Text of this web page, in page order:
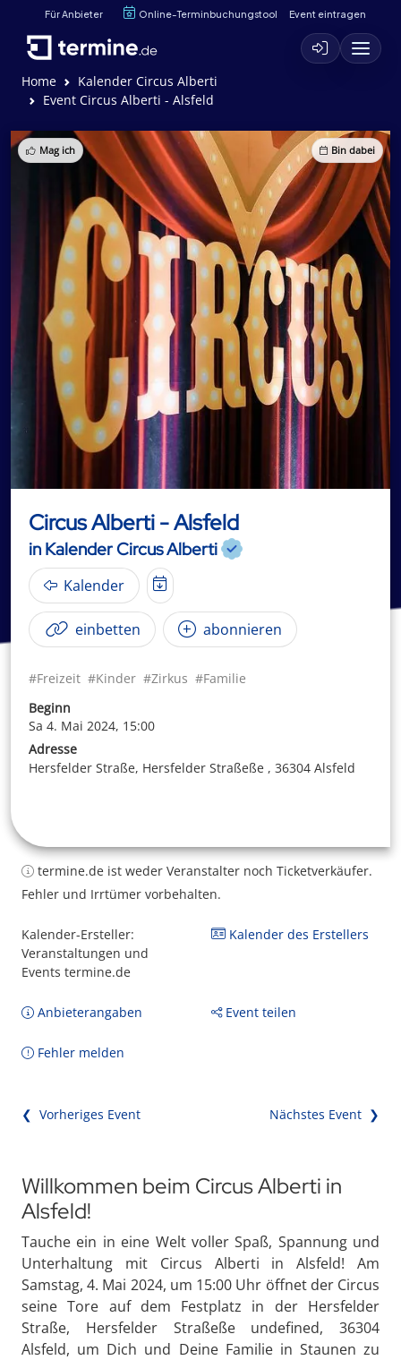
Für Anbieter Online-Terminbuchungstool Event eintragen
Home
Kalender Circus Alberti
Event Circus Alberti - Alsfeld
Mag ich Bin dabei
Circus Alberti - Alsfeld
in Kalender Circus Alberti
Kalender
einbetten abonnieren
#Freizeit #Kinder #Zirkus #Familie
Beginn
Sa 4. Mai 2024, 15:00
Adresse
Hersfelder Straße, Hersfelder Straßeße , 36304 Alsfeld
termine.de ist weder Veranstalter noch Ticketverkäufer.
Fehler und Irrtümer vorbehalten.
Kalender-Ersteller:
Veranstaltungen und
Events termine.de
Kalender des Erstellers
Anbieterangaben Event teilen
Fehler melden
❮ Vorheriges Event Nächstes Event ❯
Willkommen beim Circus Alberti in
Alsfeld!
Tauche ein in eine Welt voller Spaß, Spannung und
Unterhaltung mit Circus Alberti in Alsfeld! Am
Samstag, 4. Mai 2024, um 15:00 Uhr öffnet der Circus
seine Tore auf dem Festplatz in der Hersfelder
Straße, Hersfelder Straßeße undefined, 36304
Alsfeld, um Dich und Deine Familie in Staunen zu